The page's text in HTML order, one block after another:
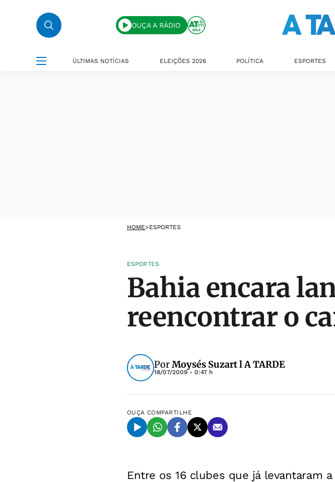
OUÇA A RÁDIO
ÚLTIMAS NOTÍCIAS ELEIÇÕES 2026 POLÍTICA ESPORTES
HOME>ESPORTES
ESPORTES
Bahia encara
reencontrar o
PorMoysés Suzart l A TARDE
18/07/2009 - 0:47 h
OUÇA COMPARTILHE
Entre os 16 clubes que já levantaram